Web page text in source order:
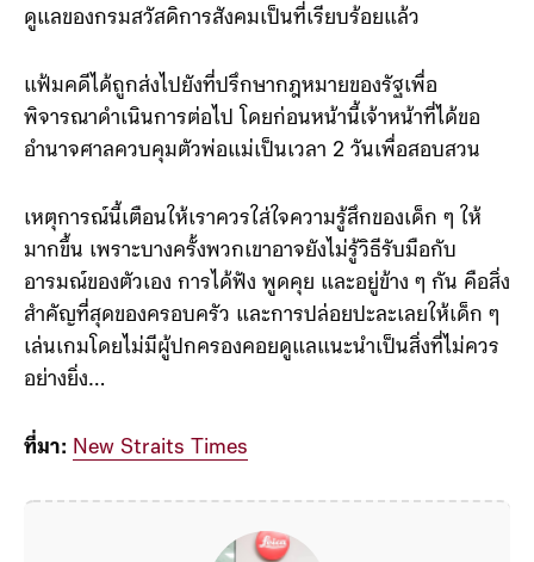
สุลต่านะห์ โนรา อิสมาอิล ซึ่งอาการยังทรงตัว แต่ยังไม่
ดูแลของกรมสวัสดิการสังคมเป็นที่เรียบร้อยแล้ว
แฟ้มคดีได้ถูกส่งไปยังที่ปรึกษากฎหมายของรัฐเพื่อ
อำนาจศาลควบคุมตัวพ่อแม่เป็นเวลา 2 วันเพื่อสอบสวน
เหตุการณ์นี้เตือนให้เราควรใส่ใจความรู้สึกของเด็ก ๆ ให้
มากขึ้น เพราะบางครั้งพวกเขาอาจยังไม่รู้วิธีรับมือกับ
อารมณ์ของตัวเอง การได้ฟัง พูดคุย และอยู่ข้าง ๆ กัน คือสิ่ง
สำคัญที่สุดของครอบครัว และการปล่อยปะละเลยให้เด็ก ๆ
อย่างยิ่ง…